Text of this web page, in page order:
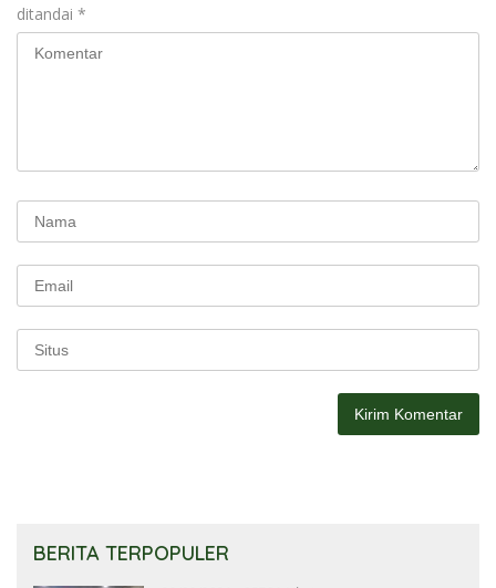
ditandai *
BERITA TERPOPULER